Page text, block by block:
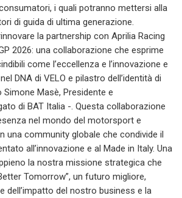
i quali potranno mettersi alla
di guida di ultima generazione.
la partnership con Aprilia Racing
2026: una collaborazione che esprime
come l’eccellenza e l’innovazione e
DNA di VELO e pilastro dell’identità di
Masè, Presidente e
di BAT Italia -. Questa collaborazione
nel mondo del motorsport e
una community globale che condivide il
all’innovazione e al Made in Italy. Una
la nostra missione strategica che
Tomorrow”, un futuro migliore,
dell’impatto del nostro business e la